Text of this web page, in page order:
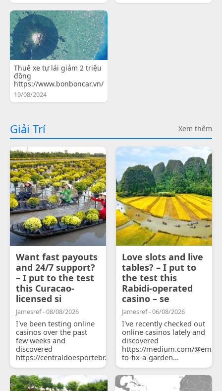
Thuê xe tự lái giảm 2 triệu
đồng
https://www.bonboncar.vn/
19/08/2024
Giải Trí Xem thêm
Want fast payouts
and 24/7 support?
– I put to the test
this Curacao-
licensed si
Jamesref - 08/08/2026
I've been testing online
casinos over the past
few weeks and
discovered
https://centraldoesportebr.substack.com/p/cucure...
Love slots and live
tables? – I put to
the test this
Rabidi-operated
casino – se
Jamesref - 06/08/2026
I've recently checked out
online casinos lately and
discovered
https://medium.com/
to-fix-a-garden...